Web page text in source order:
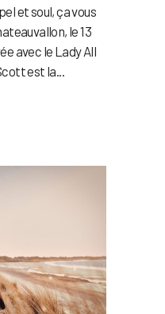
et soul, ça vous
le 13
avec le Lady All
est la...